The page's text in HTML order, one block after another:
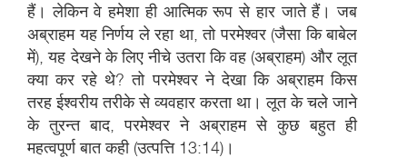
हैं। लेकिन वे हमेशा ही आत्मिक रूप से हार जाते हैं। जब
अब्राहम यह निर्णय ले रहा था, तो परमेश्वर (जैसा कि बाबेल
में), यह देखने के लिए नीचे उतरा कि वह (अब्राहम) और लूत
क्या कर रहे थे? तो परमेश्वर ने देखा कि अब्राहम किस
तरह ईश्वरीय तरीके से व्यवहार करता था। लूत के चले जाने
के तुरन्त बाद, परमेश्वर ने अब्राहम से कुछ बहुत ही
महत्वपूर्ण बात कही (उत्पत्ति 13:14)।